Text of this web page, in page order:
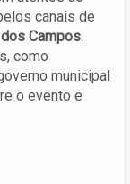
canais de
Campos.
como
municipal
o evento e